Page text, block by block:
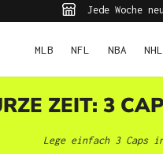
Jede Woche
MLB NFL NBA NHL
ZEIT: 3
Lege einfach 3 Caps